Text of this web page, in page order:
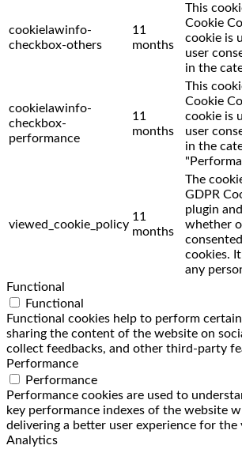
cookielawinfo-
checkbox-others
11
months
This
Cookie
cookie is
user
in the
cookielawinfo-
checkbox-
performance
11
months
This
Cookie
cookie is
user
in the
viewed_cookie_policy
11
months
The
GDPR
plugin
whether
cookies.
any
Functional
Functional
Functional cookies help to perform
sharing the content of the website on
collect feedbacks, and other third-party
Performance
Performance
Performance cookies are used to
key performance indexes of the website
delivering a better user experience for the
Analytics